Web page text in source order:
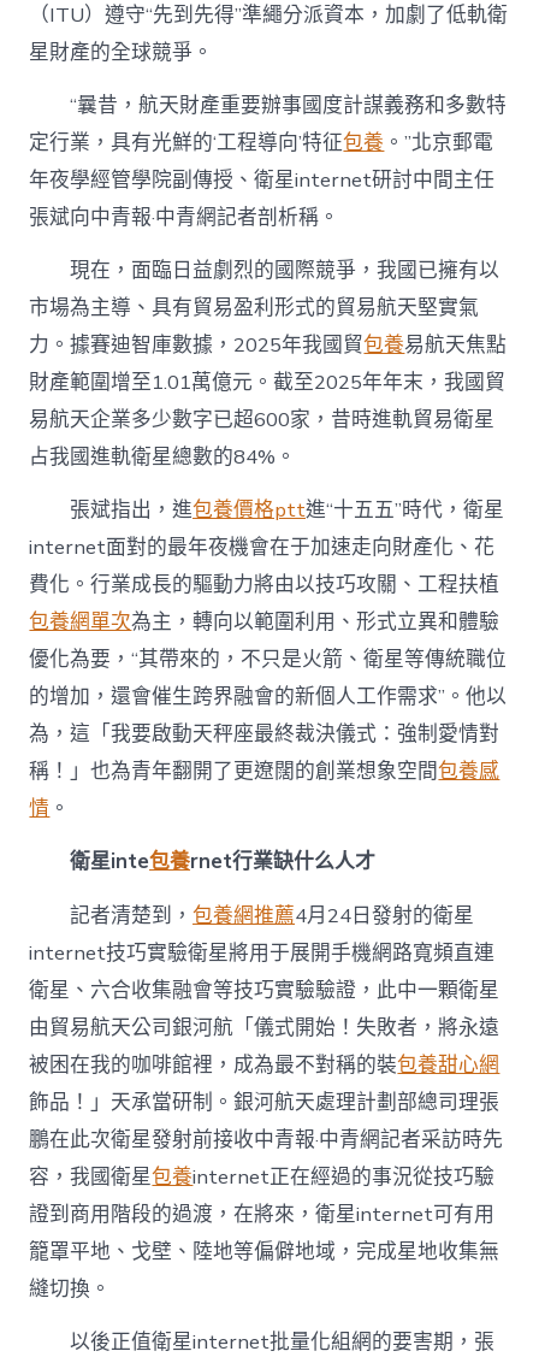
（ITU）遵守“先到先得”準繩分派資本，加劇了低軌衛
星財產的全球競爭。
“曩昔，航天財產重要辦事國度計謀義務和多數特
定行業，具有光鮮的‘工程導向’特征包養 。”北京郵電
年夜學經管學院副傳授、衛星internet研討中間主任
張斌向中青報·中青網記者剖析稱。
現在，面臨日益劇烈的國際競爭，我國已擁有以
市場為主導、具有貿易盈利形式的貿易航天堅實氣
力。據賽迪智庫數據，2025年我國貿包養易航天焦點
財產範圍增至1.01萬億元。截至2025年年末，我國貿
易航天企業多少數字已超600家，昔時進軌貿易衛星
占我國進軌衛星總數的84%。
張斌指出，進包養價格ptt進“十五五”時代，衛星
internet面對的最年夜機會在于加速走向財產化、花
費化。行業成長的驅動力將由以技巧攻關、工程扶植
包養網單次為主，轉向以範圍利用、形式立異和體驗
優化為要，“其帶來的，不只是火箭、衛星等傳統職位
的增加，還會催生跨界融會的新個人工作需求”。他以
為，這「我要啟動天秤座最終裁決儀式：強制愛情對
稱！」也為青年翻開了更遼闊的創業想象空間包養感
情 。
衛星inte包養rnet行業缺什么人才
記者清楚到，包養網推薦4月24日發射的衛星
internet技巧實驗衛星將用于展開手機網路寬頻直連
衛星、六合收集融會等技巧實驗驗證，此中一顆衛星
由貿易航天公司銀河航「儀式開始！失敗者，將永遠
被困在我的咖啡館裡，成為最不對稱的裝包養甜心網
飾品！」天承當研制。銀河航天處理計劃部總司理張
鵬在此次衛星發射前接收中青報·中青網記者采訪時先
容，我國衛星包養internet正在經過的事況從技巧驗
證到商用階段的過渡，在將來，衛星internet可有用
籠罩平地、戈壁、陸地等偏僻地域，完成星地收集無
縫切換。
以後正值衛星internet批量化組網的要害期，張